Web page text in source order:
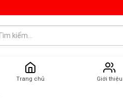
Trang chủ Giới thiệu